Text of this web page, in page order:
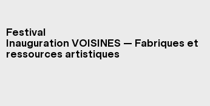
Festival
Inauguration VOISINES — Fabriques et
ressources artistiques